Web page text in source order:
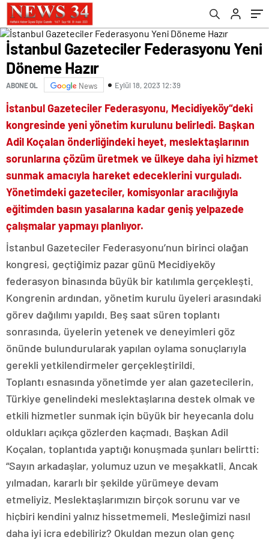
İstanbul Gazeteciler Federasyonu Yeni
Döneme Hazır
ABONE OL News Eylül 18, 2023 12:39
İstanbul Gazeteciler Federasyonu, Mecidiyeköy“deki
kongresinde yeni yönetim kurulunu belirledi. Başkan
Adil Koçalan önderliğindeki heyet, meslektaşlarının
sorunlarına çözüm üretmek ve ülkeye daha iyi hizmet
sunmak amacıyla hareket edeceklerini vurguladı.
Yönetimdeki gazeteciler, komisyonlar aracılığıyla
eğitimden basın yasalarına kadar geniş yelpazede
çalışmalar yapmayı planlıyor.
İstanbul Gazeteciler Federasyonu’nun birinci olağan
kongresi, geçtiğimiz pazar günü Mecidiyeköy
federasyon binasında büyük bir katılımla gerçekleşti.
Kongrenin ardından, yönetim kurulu üyeleri arasındaki
görev dağılımı yapıldı. Beş saat süren toplantı
sonrasında, üyelerin yetenek ve deneyimleri göz
önünde bulundurularak yapılan oylama sonuçlarıyla
gerekli yetkilendirmeler gerçekleştirildi.
Toplantı esnasında yönetimde yer alan gazetecilerin,
Türkiye genelindeki meslektaşlarına destek olmak ve
etkili hizmetler sunmak için büyük bir heyecanla dolu
oldukları açıkça gözlerden kaçmadı. Başkan Adil
Koçalan, toplantıda yaptığı konuşmada şunları belirtti:
“Sayın arkadaşlar, yolumuz uzun ve meşakkatli. Ancak
yılmadan, kararlı bir şekilde yürümeye devam
etmeliyiz. Meslektaşlarımızın birçok sorunu var ve
hiçbiri kendini yalnız hissetmemeli. Mesleğimizi nasıl
daha iyi icra edebiliriz? Okuldan mezun olan genç